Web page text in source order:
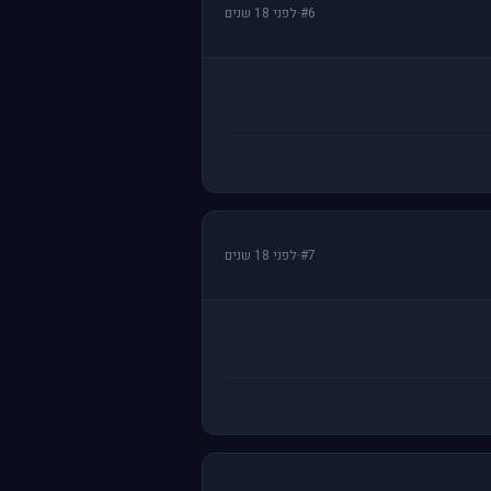
#6
·לפני 18 שנים
#7
·לפני 18 שנים